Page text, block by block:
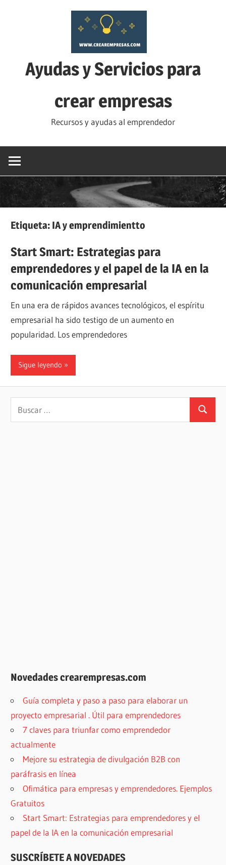
Ayudas y Servicios para
crear empresas
Recursos y ayudas al emprendedor
Etiqueta: IA y emprendimientto
Start Smart: Estrategias para
emprendedores y el papel de la IA en la
comunicación empresarial
En una era de rápidos avances tecnológicos, el espíritu
empresarial ha sido testigo de un aumento en
popularidad. Los emprendedores
Sigue leyendo
Buscar
Novedades crearempresas.com
Guía completa y paso a paso para elaborar un
proyecto empresarial . Útil para emprendedores
7 claves para triunfar como emprendedor
actualmente
Mejore su estrategia de divulgación B2B con
paráfrasis en línea
Ofimática para empresas y emprendedores. Ejemplos
Gratuitos
Start Smart: Estrategias para emprendedores y el
papel de la IA en la comunicación empresarial
SUSCRÍBETE A NOVEDADES